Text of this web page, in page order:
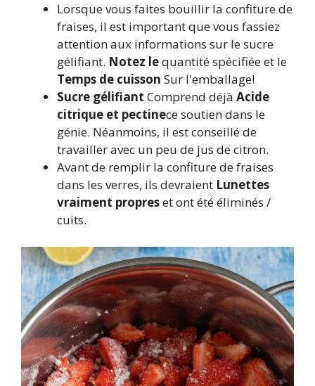
Lorsque vous faites bouillir la confiture de
fraises, il est important que vous fassiez
attention aux informations sur le sucre
gélifiant. Notez lequantité spécifiée et le
Temps de cuisson Sur l'emballage!
Sucre gélifiant Comprend déjà Acide
citrique et pectinece soutien dans le
génie. Néanmoins, il est conseillé de
travailler avec un peu de jus de citron.
Avant de remplir la confiture de fraises
dans les verres, ils devraient Lunettes
vraiment propreset ont été éliminés /
cuits.